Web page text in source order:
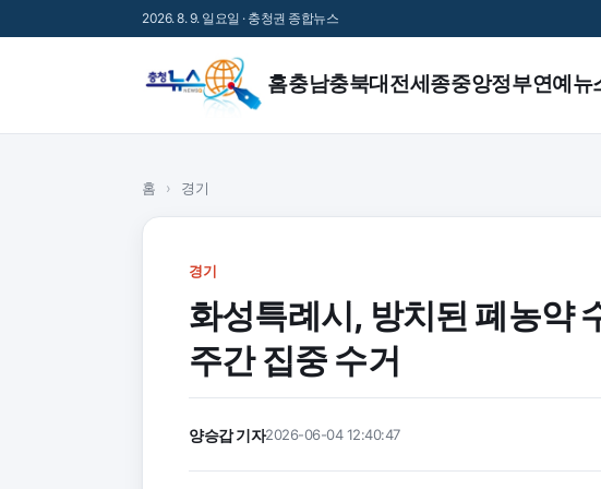
2026. 8. 9. 일요일 · 충청권 종합뉴스
홈충남충북대전세종중앙정부연예 뉴
홈 › 경기
경기
화성특례시, 방치된 폐농약
주간 집중 수거
양승갑 기자2026-06-04 12:40:47